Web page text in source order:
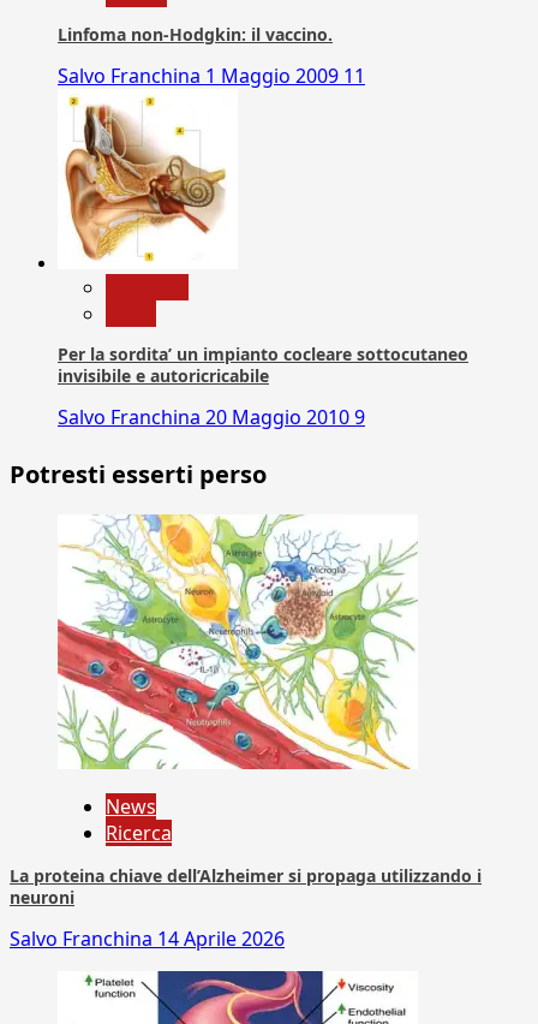
Linfoma non-Hodgkin: il vaccino.
Salvo Franchina 1 Maggio 2009 11
Per la sordita’ un impianto cocleare sottocutaneo
invisibile e autoricricabile
Salvo Franchina 20 Maggio 20109
Potresti esserti perso
News
Ricerca
La proteina chiave dell’Alzheimer si propaga utilizzando i
neuroni
Salvo Franchina 14 Aprile 2026